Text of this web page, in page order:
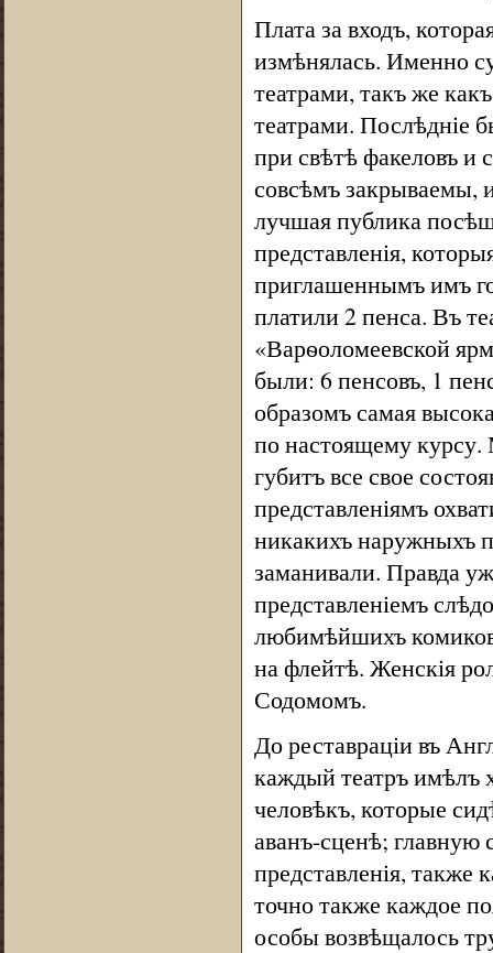
Плата за входъ,
измѣнялась. Именно
театрами, такъ же
театрами. Послѣдніе
при свѣтѣ факеловъ и
совсѣмъ закрываемы,
лучшая публика
представленія,
приглашеннымъ имъ
платили 2 пенса. Въ
«Варѳоломеевской
были: 6 пенсовъ, 1
образомъ самая
по настоящему
губитъ все свое
представленіямъ
никакихъ наружныхъ
заманивали. Правда
представленіемъ
любимѣйшихъ
на флейтѣ. Женскія
Содомомъ.
До реставраціи въ
каждый театръ имѣлъ
человѣкъ, которые
аванъ-сценѣ; главную
представленія, также
точно также каждое
особы возвѣщалось